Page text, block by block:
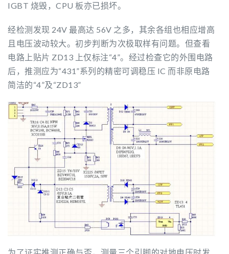
IGBT 烧毁，CPU 板亦已损坏。
经检测发现 24V 最高达 56V 之多，其余各组也相应增高
且电压波动较大。初步判断为次极取样有问题。但查看
电路上贴片 ZD13 上仅标注“4”。经过检查它的外围电路
后，推测应为“431”系列的精密可调稳压 IC 而非原电路
简洁的“4”及“ZD13”